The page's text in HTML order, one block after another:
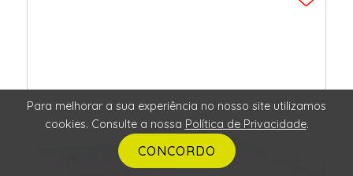
Para melhorar a sua experiência no nosso site utilizamos
cookies. Consulte a nossa Política de Privacidade.
CONCORDO